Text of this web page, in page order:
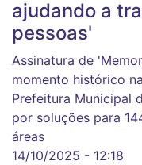
ajudando a
pessoas'
Assinatura de
momento histórico
Prefeitura Municipal
por soluções para
áreas
14/10/2025 - 12:18